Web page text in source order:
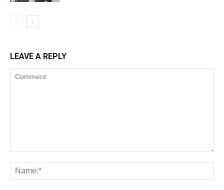
LEAVE A REPLY